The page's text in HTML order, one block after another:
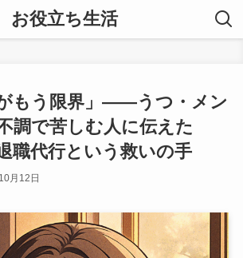
お役立ち生活
がもう限界」――うつ・メン
調で苦しむ人に伝えた
職代行という救いの手
月12日